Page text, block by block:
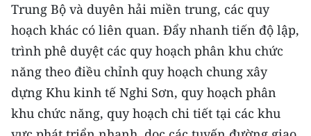
Trung Bộ và duyên hải miền trung, các quy
hoạch khác có liên quan. Đẩy nhanh tiến độ lập,
trình phê duyệt các quy hoạch phân khu chức
năng theo điều chỉnh quy hoạch chung xây
dựng Khu kinh tế Nghi Sơn, quy hoạch phân
khu chức năng, quy hoạch chi tiết tại các khu